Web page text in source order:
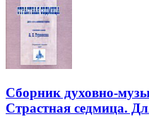
Сборник духовно-
Страстная седмица.